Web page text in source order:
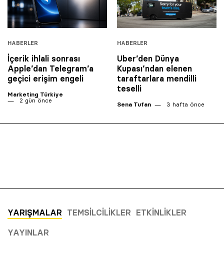
HABERLER
İçerik ihlali sonrası
Apple’dan Telegram’a
geçici erişim engeli
Marketing Türkiye
2 gün önce
HABERLER
Uber’den Dünya
Kupası’ndan elenen
taraftarlara mendilli
teselli
Sena Tufan 3 hafta önce
YARIŞMALAR TEMSILCILIKLER ETKINLIKLER
YAYINLAR